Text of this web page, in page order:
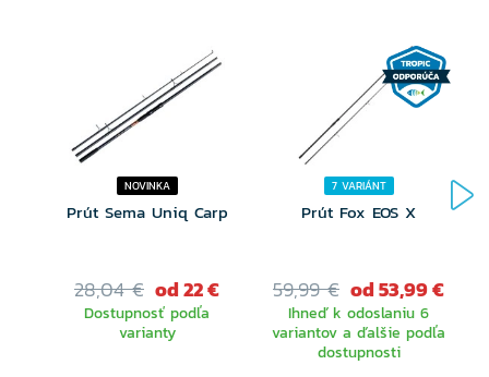
NOVINKA
Prút Sema Uniq Carp
28,04 € od 22 €
Dostupnosť podľa
varianty
7 VARIÁNT
Prút Fox EOS X
59,99 € od 53,99 €
Ihneď k odoslaniu 6
variantov a ďalšie podľa
dostupnosti